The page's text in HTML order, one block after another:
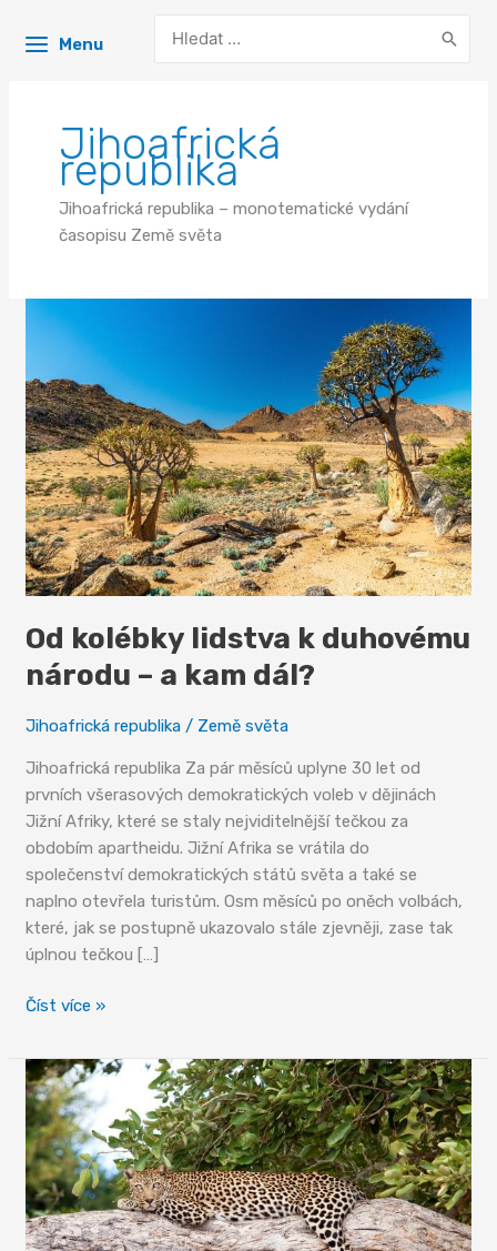
Menu
for:
Jihoafrická
republika
Jihoafrická republika – monotematické vydání
časopisu Země světa
Od kolébky lidstva k duhovému
národu – a kam dál?
Jihoafrická republika / Země světa
Jihoafrická republika Za pár měsíců uplyne 30 let od
prvních všerasových demokratických voleb v dějinách
Jižní Afriky, které se staly nejviditelnější tečkou za
obdobím apartheidu. Jižní Afrika se vrátila do
společenství demokratických států světa a také se
naplno otevřela turistům. Osm měsíců po oněch volbách,
které, jak se postupně ukazovalo stále zjevněji, zase tak
úplnou tečkou […]
Od
lidstva
k
duhovému
národu
–
a
kam
dál?
Číst více »